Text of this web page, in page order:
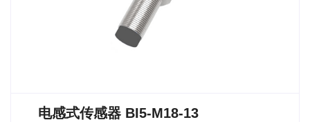
电感式传感器 BI5-M18-13